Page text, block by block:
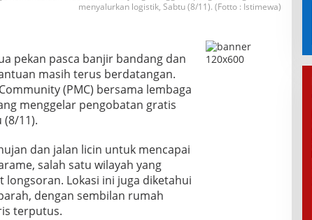
menyalurkan logistik, Sabtu (8/11). (Fotto : Istimewa)
pekan pasca banjir bandang dan
masih terus berdatangan.
(PMC) bersama lembaga
menggelar pengobatan gratis
(8/11).
dan jalan licin untuk mencapai
salah satu wilayah yang
Lokasi ini juga diketahui
dengan sembilan rumah
terputus.